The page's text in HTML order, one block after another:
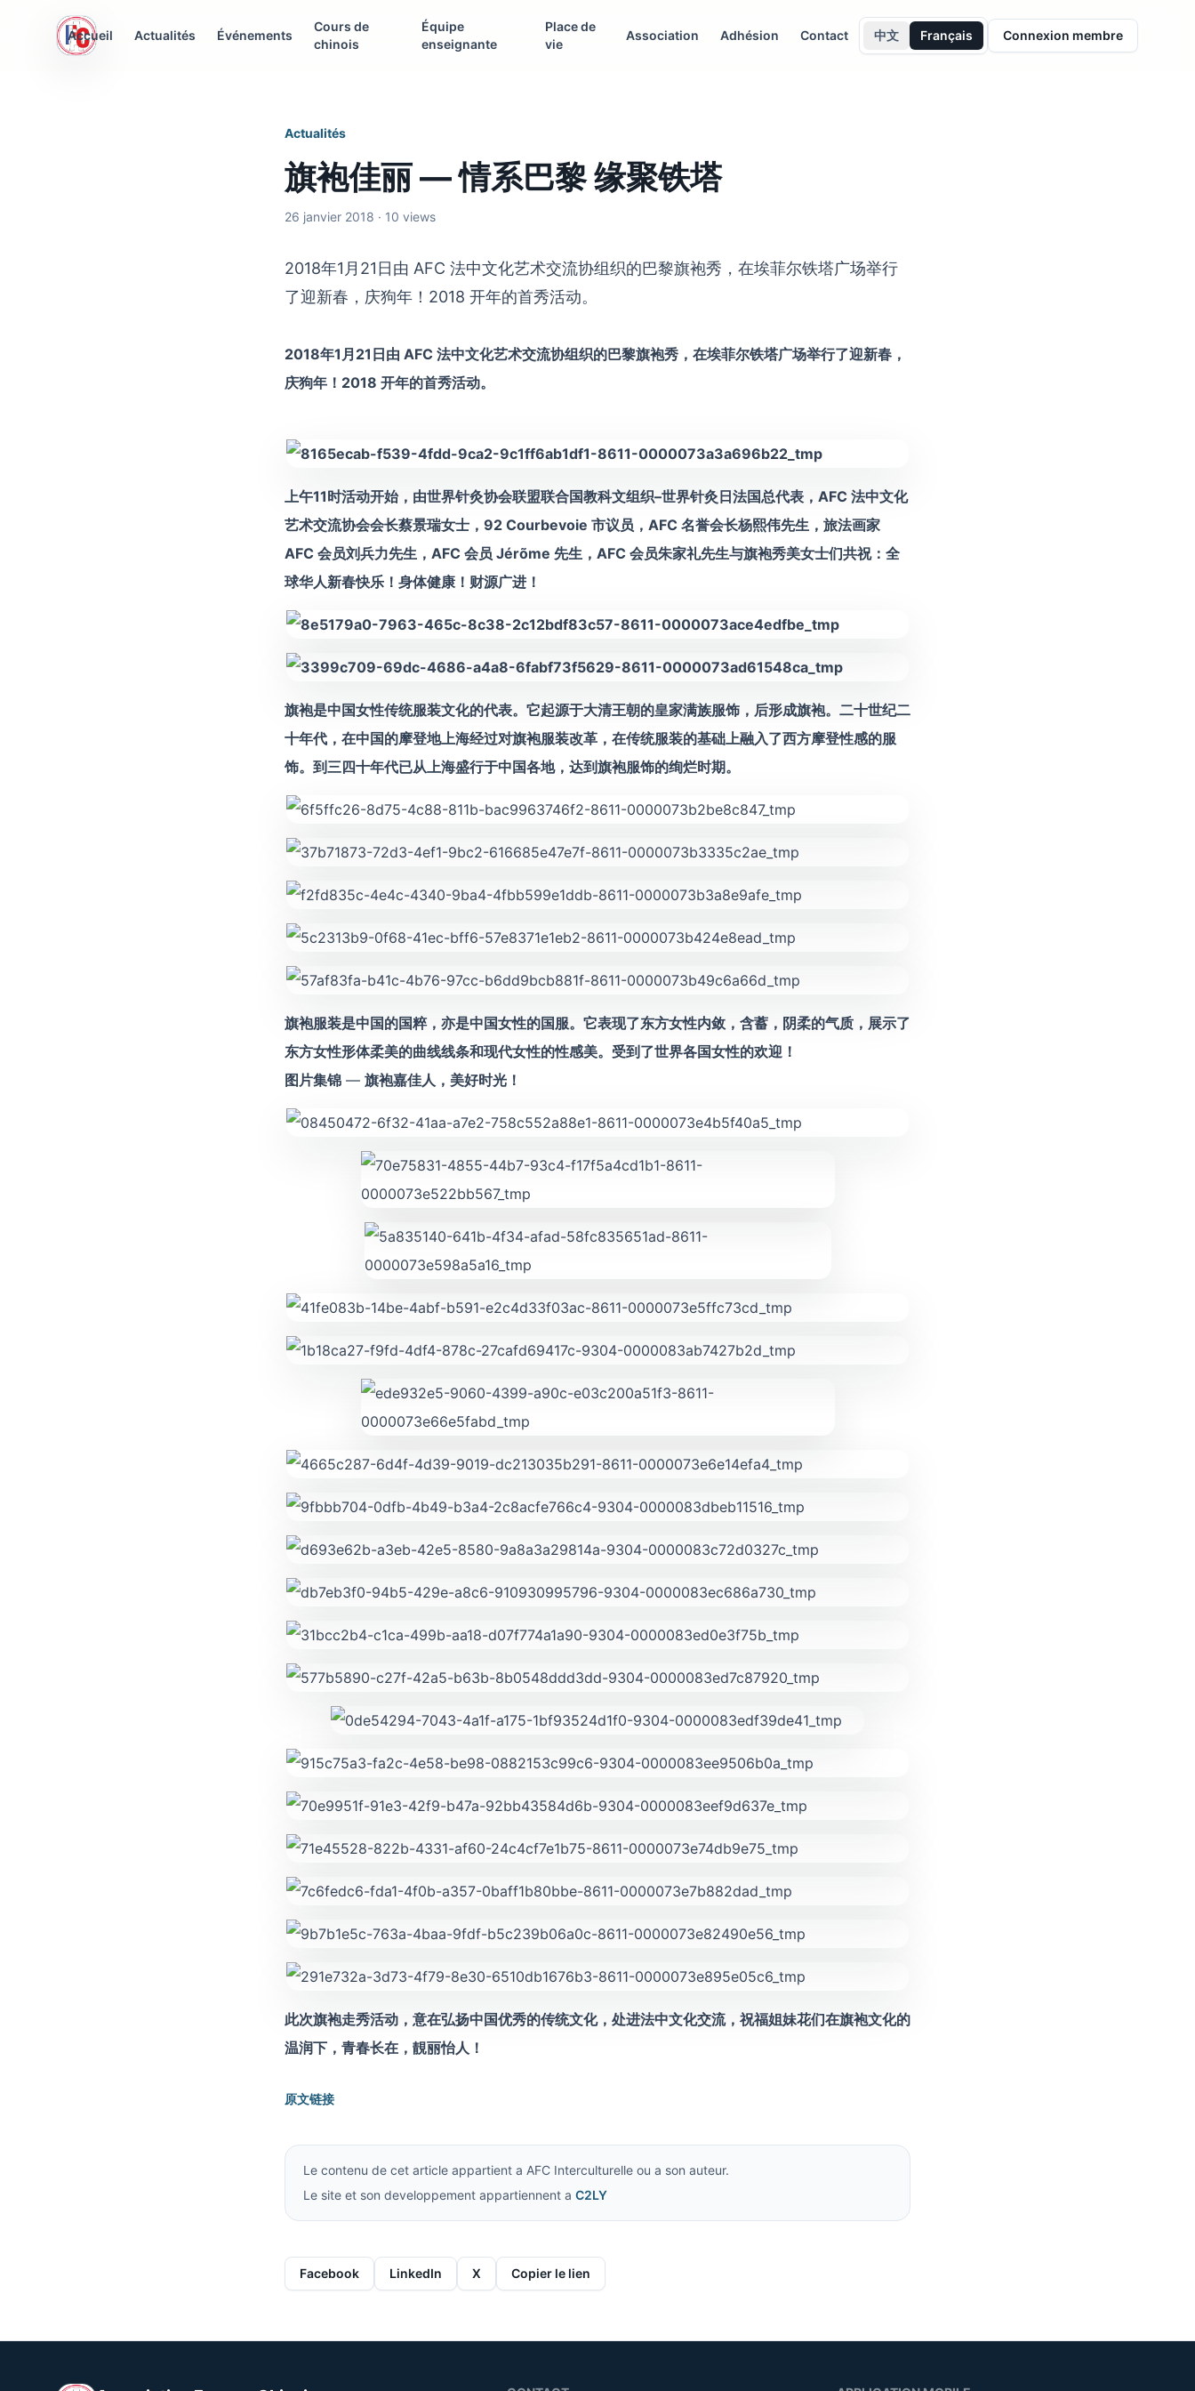
AFC Interculturelle
Accueil Actualités Événements
Cours de
chinois
Équipe
enseignante
Place de
vie
Association Adhésion Contact 中文 Français Connexion membre
Actualités
旗袍佳丽 — 情系巴黎 缘聚铁塔
26 janvier 2018 · 10 views
2018年1月21日由 AFC 法中文化艺术交流协组织的巴黎旗袍秀，在埃菲尔铁塔广场举行
了迎新春，庆狗年！2018 开年的首秀活动。
2018年1月21日由 AFC 法中文化艺术交流协组织的巴黎旗袍秀，在埃菲尔铁塔广场举行了迎新春，
庆狗年！2018 开年的首秀活动。
上午11时活动开始，由世界针灸协会联盟联合国教科文组织–世界针灸日法国总代表，AFC 法中文化
艺术交流协会会长蔡景瑞女士，92 Courbevoie 市议员，AFC 名誉会长杨熙伟先生，旅法画家
AFC 会员刘兵力先生，AFC 会员 Jérõme 先生，AFC 会员朱家礼先生与旗袍秀美女士们共祝：全
球华人新春快乐！身体健康！财源广进！
旗袍是中国女性传统服装文化的代表。它起源于大清王朝的皇家满族服饰，后形成旗袍。二十世纪二
十年代，在中国的摩登地上海经过对旗袍服装改革，在传统服装的基础上融入了西方摩登性感的服
饰。到三四十年代已从上海盛行于中国各地，达到旗袍服饰的绚烂时期。
旗袍服装是中国的国粹，亦是中国女性的国服。它表现了东方女性内敛，含蓄，阴柔的气质，展示了
东方女性形体柔美的曲线线条和现代女性的性感美。受到了世界各国女性的欢迎！
图片集锦 — 旗袍嘉佳人，美好时光！
此次旗袍走秀活动，意在弘扬中国优秀的传统文化，处进法中文化交流，祝福姐妹花们在旗袍文化的
温润下，青春长在，靚丽怡人！
原文链接
Le contenu de cet article appartient a AFC Interculturelle ou a son auteur.
Le site et son developpement appartiennent a C2LY
Facebook LinkedIn X Copier le lien